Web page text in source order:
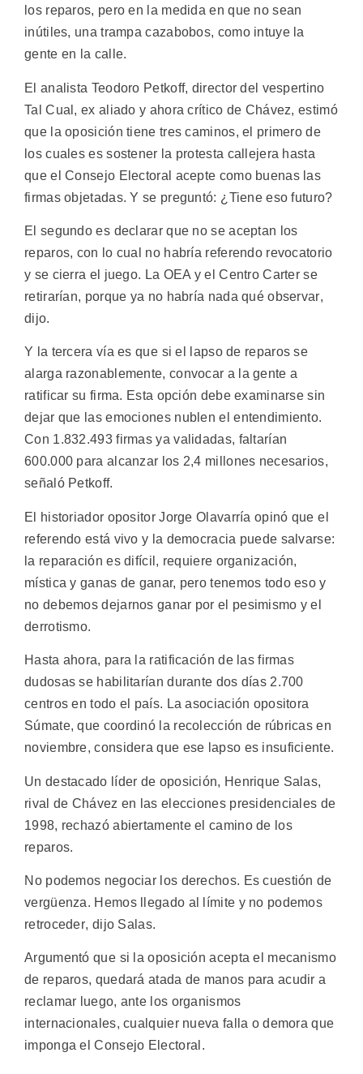
los reparos, pero en la medida en que no sean
inútiles, una trampa cazabobos, como intuye la
gente en la calle.
El analista Teodoro Petkoff, director del vespertino
Tal Cual, ex aliado y ahora crítico de Chávez, estimó
que la oposición tiene tres caminos, el primero de
los cuales es sostener la protesta callejera hasta
que el Consejo Electoral acepte como buenas las
firmas objetadas. Y se preguntó: ¿Tiene eso futuro?
El segundo es declarar que no se aceptan los
reparos, con lo cual no habría referendo revocatorio
y se cierra el juego. La OEA y el Centro Carter se
retirarían, porque ya no habría nada qué observar,
dijo.
Y la tercera vía es que si el lapso de reparos se
alarga razonablemente, convocar a la gente a
ratificar su firma. Esta opción debe examinarse sin
dejar que las emociones nublen el entendimiento.
Con 1.832.493 firmas ya validadas, faltarían
600.000 para alcanzar los 2,4 millones necesarios,
señaló Petkoff.
El historiador opositor Jorge Olavarría opinó que el
referendo está vivo y la democracia puede salvarse:
la reparación es difícil, requiere organización,
mística y ganas de ganar, pero tenemos todo eso y
no debemos dejarnos ganar por el pesimismo y el
derrotismo.
Hasta ahora, para la ratificación de las firmas
dudosas se habilitarían durante dos días 2.700
centros en todo el país. La asociación opositora
Súmate, que coordinó la recolección de rúbricas en
noviembre, considera que ese lapso es insuficiente.
Un destacado líder de oposición, Henrique Salas,
rival de Chávez en las elecciones presidenciales de
1998, rechazó abiertamente el camino de los
reparos.
No podemos negociar los derechos. Es cuestión de
vergüenza. Hemos llegado al límite y no podemos
retroceder, dijo Salas.
Argumentó que si la oposición acepta el mecanismo
de reparos, quedará atada de manos para acudir a
reclamar luego, ante los organismos
internacionales, cualquier nueva falla o demora que
imponga el Consejo Electoral.